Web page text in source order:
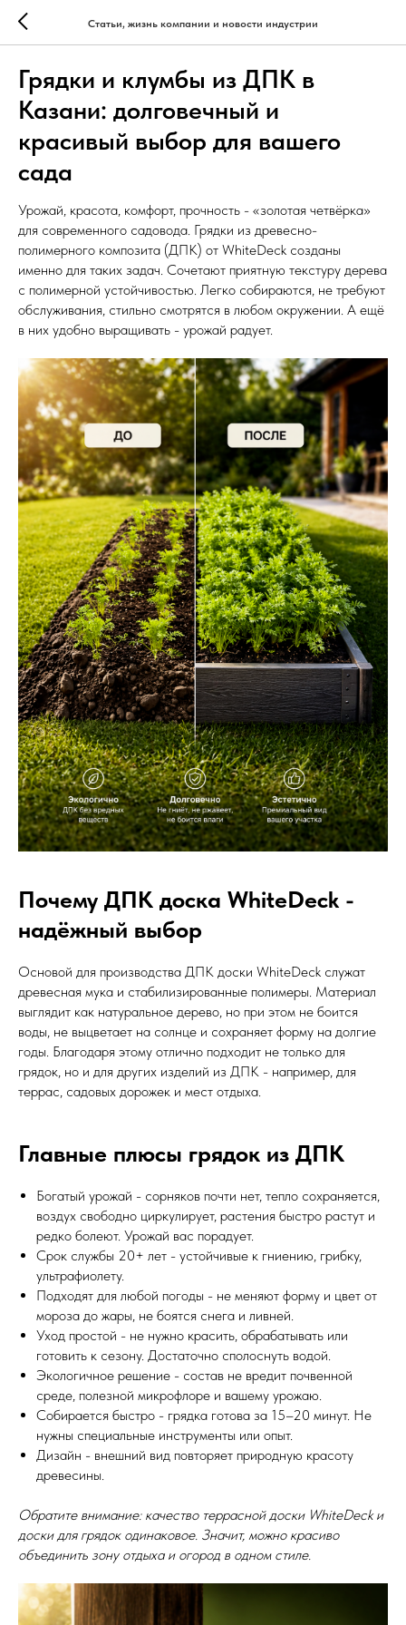
Статьи, жизнь компании и новости индустрии
Грядки и клумбы из ДПК в
Казани: долговечный и
красивый выбор для вашего
сада
Урожай, красота, комфорт, прочность - «золотая четвёрка»
для современного садовода. Грядки из древесно-
полимерного композита (ДПК) от WhiteDeck созданы
именно для таких задач. Сочетают приятную текстуру дерева
с полимерной устойчивостью. Легко собираются, не требуют
обслуживания, стильно смотрятся в любом окружении. А ещё
в них удобно выращивать - урожай радует.
Почему ДПК доска WhiteDeck -
надёжный выбор
Основой для производства ДПК доски WhiteDeck служат
древесная мука и стабилизированные полимеры. Материал
выглядит как натуральное дерево, но при этом не боится
воды, не выцветает на солнце и сохраняет форму на долгие
годы. Благодаря этому отлично подходит не только для
грядок, но и для других изделий из ДПК - например, для
террас, садовых дорожек и мест отдыха.
Главные плюсы грядок из ДПК
Богатый урожай - сорняков почти нет, тепло сохраняется,
воздух свободно циркулирует, растения быстро растут и
редко болеют. Урожай вас порадует.
Срок службы 20+ лет - устойчивые к гниению, грибку,
ультрафиолету.
Подходят для любой погоды - не меняют форму и цвет от
мороза до жары, не боятся снега и ливней.
Уход простой - не нужно красить, обрабатывать или
готовить к сезону. Достаточно сполоснуть водой.
Экологичное решение - состав не вредит почвенной
среде, полезной микрофлоре и вашему урожаю.
Собирается быстро - грядка готова за 15–20 минут. Не
нужны специальные инструменты или опыт.
Дизайн - внешний вид повторяет природную красоту
древесины.
Обратите внимание: качество террасной доски WhiteDeck и
доски для грядок одинаковое. Значит, можно красиво
объединить зону отдыха и огород в одном стиле.